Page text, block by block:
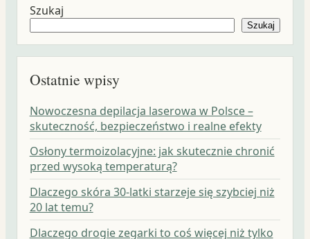
Szukaj
Szukaj
Ostatnie wpisy
Nowoczesna depilacja laserowa w Polsce –
skuteczność, bezpieczeństwo i realne efekty
Osłony termoizolacyjne: jak skutecznie chronić
przed wysoką temperaturą?
Dlaczego skóra 30-latki starzeje się szybciej niż
20 lat temu?
Dlaczego drogie zegarki to coś więcej niż tylko